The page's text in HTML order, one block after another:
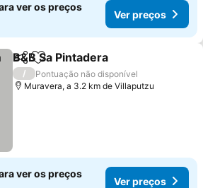
ver os preços
Ver preços
PartilharAdicionar aos favoritos
B&B Sa Pintadera
/
Pontuação não disponível
Muravera, a 3.2 km de Villaputzu
ver os preços
Ver preços